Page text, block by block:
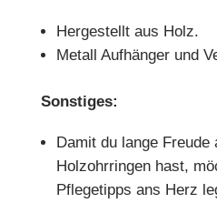
Hergestellt aus Holz.
Metall Aufhänger und
Sonstiges:
Damit du lange Freude
Holzohrringen hast,
Pflegetipps ans Herz